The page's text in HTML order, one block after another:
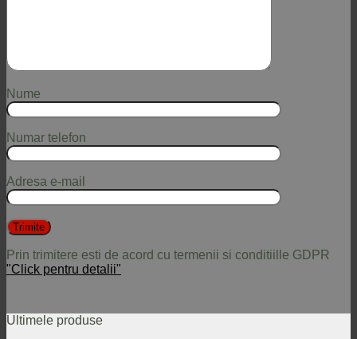
Nume
Numar telefon
Adresa e-mail
Prin trimitere esti de acord cu termenii si conditiille GDPR
"Click pentru detalii"
Ultimele produse